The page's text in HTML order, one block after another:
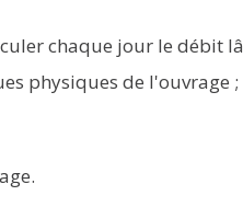
chaque jour le débit
physiques de l'ouvrage ;